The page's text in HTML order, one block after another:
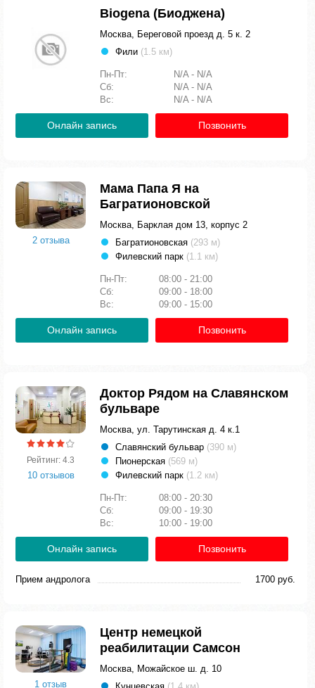
Biogena (Биоджена)
Москва, Береговой проезд д. 5 к. 2
Фили (1.5 км)
Пн-Пт:
N/A - N/A
Сб:
N/A - N/A
Вс:
N/A - N/A
Онлайн запись Позвонить
2 отзыва
Мама Папа Я на
Багратионовской
Москва, Барклая дом 13, корпус 2
Багратионовская (293 м)
Филевский парк (1.1 км)
Пн-Пт:
08:00 - 21:00
Сб:
09:00 - 18:00
Вс:
09:00 - 15:00
Онлайн запись Позвонить
Рейтинг: 4.3
10 отзывов
Доктор Рядом на Славянском
бульваре
Москва, ул. Тарутинская д. 4 к.1
Славянский бульвар (390 м)
Пионерская (569 м)
Филевский парк (1.2 км)
Пн-Пт:
08:00 - 20:30
Сб:
09:00 - 19:30
Вс:
10:00 - 19:00
Онлайн запись Позвонить
Прием андролога 1700 руб.
1 отзыв
Центр немецкой
реабилитации Самсон
Москва, Можайское ш. д. 10